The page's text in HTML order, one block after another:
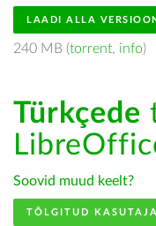
LAADI ALLA
240 MB (torrent, info)
Türkçede
Soovid muud keelt?
TÕLGITUD